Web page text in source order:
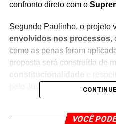
confronto direto com o
Segundo Paulinho, o projeto
envolvidos nos processos,
como as penas foram
proposta será construída de
Proposta em
VOCÊ